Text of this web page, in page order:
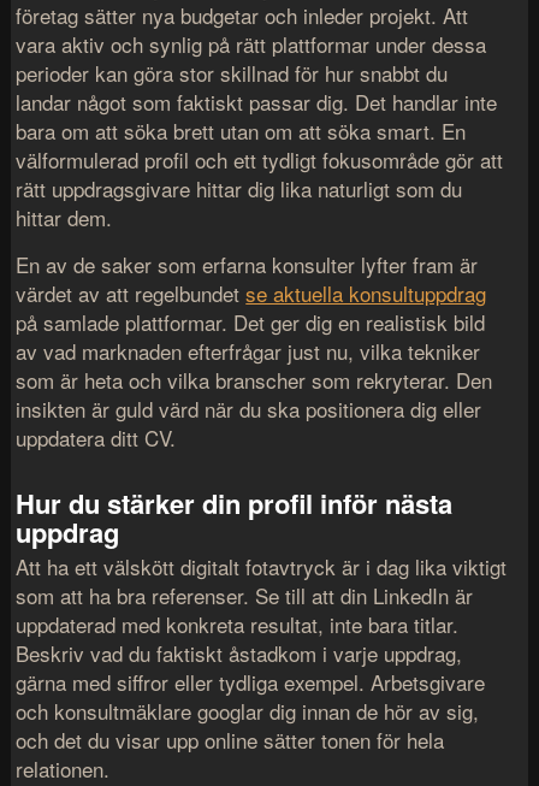
företag sätter nya budgetar och inleder projekt. Att
vara aktiv och synlig på rätt plattformar under dessa
perioder kan göra stor skillnad för hur snabbt du
landar något som faktiskt passar dig. Det handlar inte
bara om att söka brett utan om att söka smart. En
välformulerad profil och ett tydligt fokusområde gör att
rätt uppdragsgivare hittar dig lika naturligt som du
hittar dem.
En av de saker som erfarna konsulter lyfter fram är
värdet av att regelbundetse aktuella konsultuppdrag
på samlade plattformar. Det ger dig en realistisk bild
av vad marknaden efterfrågar just nu, vilka tekniker
som är heta och vilka branscher som rekryterar. Den
insikten är guld värd när du ska positionera dig eller
uppdatera ditt CV.
Hur du stärker din profil inför nästa
uppdrag
Att ha ett välskött digitalt fotavtryck är i dag lika viktigt
som att ha bra referenser. Se till att din LinkedIn är
uppdaterad med konkreta resultat, inte bara titlar.
Beskriv vad du faktiskt åstadkom i varje uppdrag,
gärna med siffror eller tydliga exempel. Arbetsgivare
och konsultmäklare googlar dig innan de hör av sig,
och det du visar upp online sätter tonen för hela
relationen.